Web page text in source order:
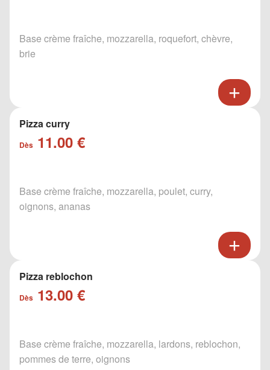
Base crème fraîche, mozzarella, roquefort, chèvre,
brie
Pizza curry
Dès 11.00 €
Base crème fraîche, mozzarella, poulet, curry,
oignons, ananas
Pizza reblochon
Dès 13.00 €
Base crème fraîche, mozzarella, lardons, reblochon,
pommes de terre, oignons